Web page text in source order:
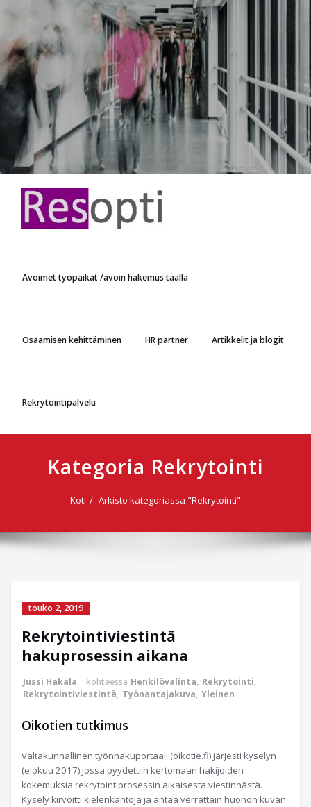
Avoimet työpaikat /avoin hakemus täällä
Osaamisen kehittäminen HR partner Artikkelit ja blogit
Rekrytointipalvelu
Kategoria Rekrytointi
Koti Arkisto kategoriassa "Rekrytointi"
touko 2, 2019
Rekrytointiviestintä
hakuprosessin aikana
Jussi Hakala kohteessa Henkilövalinta, Rekrytointi,
Rekrytointiviestintä, Työnantajakuva, Yleinen
Oikotien tutkimus
Valtakunnallinen työnhakuportaali (oikotie.fi) järjesti kyselyn
(elokuu 2017) jossa pyydettiin kertomaan hakijoiden
kokemuksia rekrytointiprosessin aikaisesta viestinnästä.
Kysely kirvoitti kielenkantoja ja antaa verrattain huonon kuvan